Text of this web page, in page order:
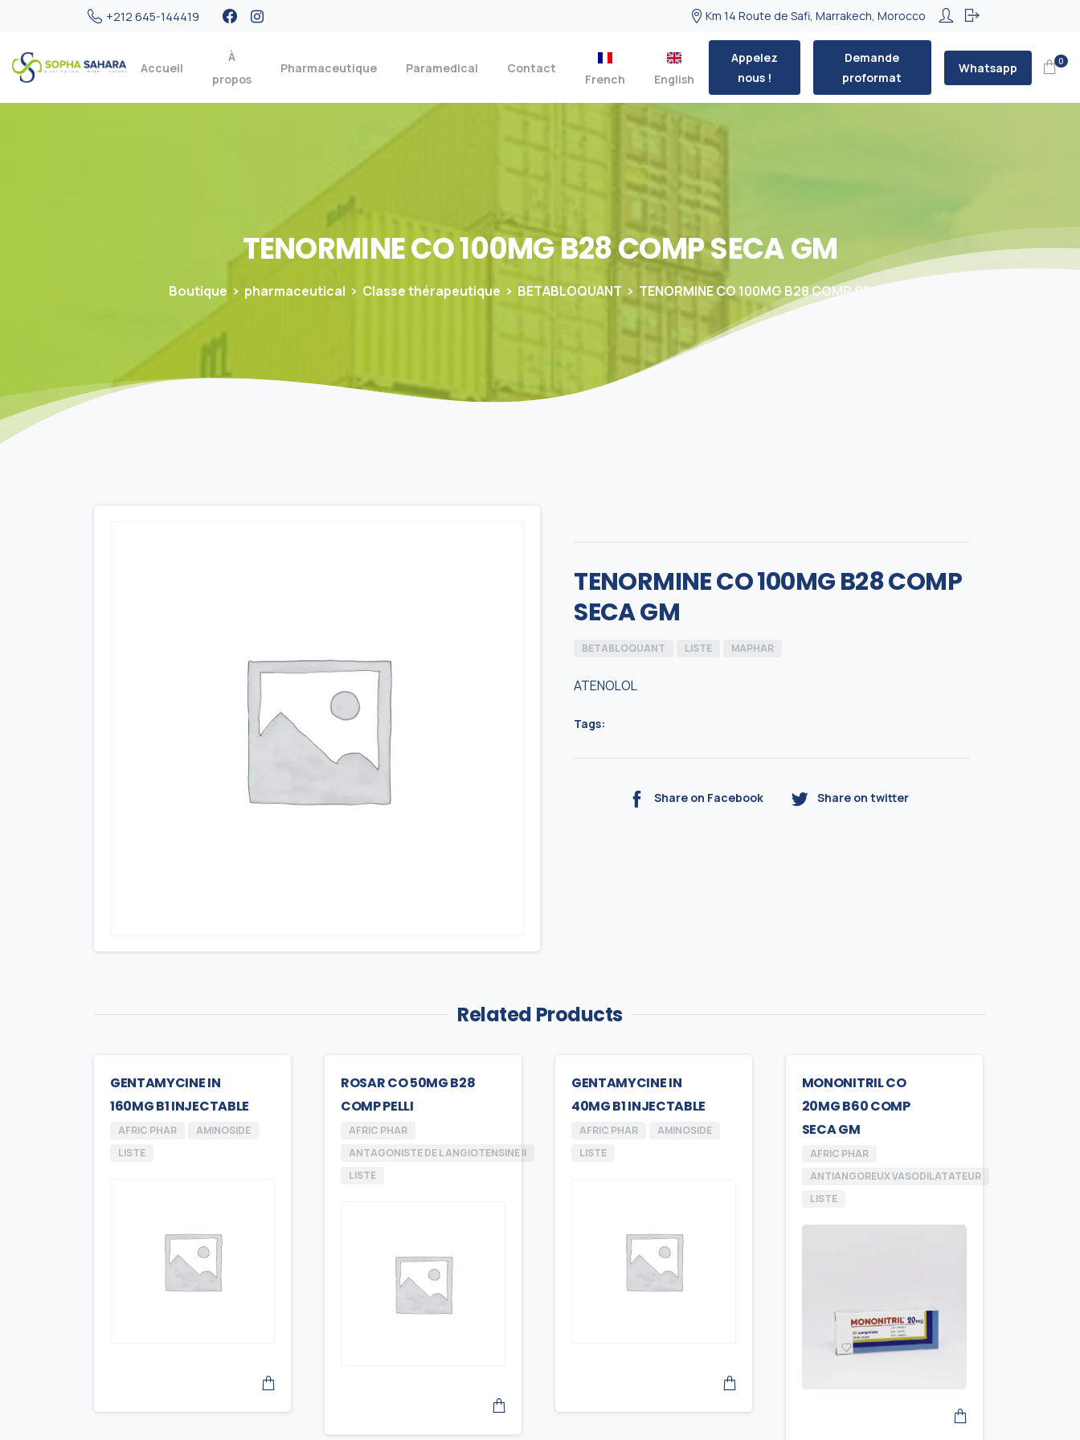
+212 645-144419 Km 14 Route de Safi, Marrakech, Morocco
Accueil
À
propos
Pharmaceutique Paramedical Contact
French English
Appelez
nous !
Demande
proformat
Whatsapp 0
TENORMINECO100MGB28COMPSECAGM
Boutique pharmaceutical Classe thérapeutique BETABLOQUANT TENORMINE CO 100MG B28 COMP SECA GM
TENORMINE CO 100MG B28 COMP
SECA GM
BETABLOQUANT LISTE MAPHAR
ATENOLOL
Tags:
Share on Facebook Share on twitter
Related Products
GENTAMYCINE IN
160MG B1 INJECTABLE
AFRIC PHAR
AMINOSIDE
LISTE
ROSAR CO 50MG B28
COMP PELLI
AFRIC PHAR
ANTAGONISTE DE L ANGIOTENSINE II
LISTE
GENTAMYCINE IN
40MG B1 INJECTABLE
AFRIC PHAR
AMINOSIDE
LISTE
MONONITRIL CO
20MG B60 COMP
SECA GM
AFRIC PHAR
ANTIANGOREUX VASODILATATEUR
LISTE